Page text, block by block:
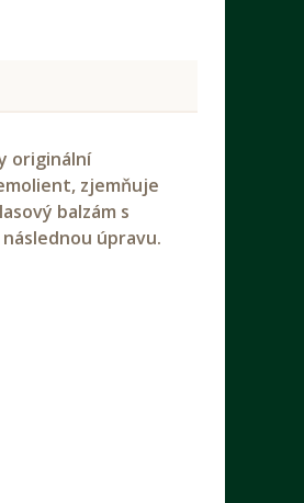
originální
zjemňuje
balzám s
úpravu.